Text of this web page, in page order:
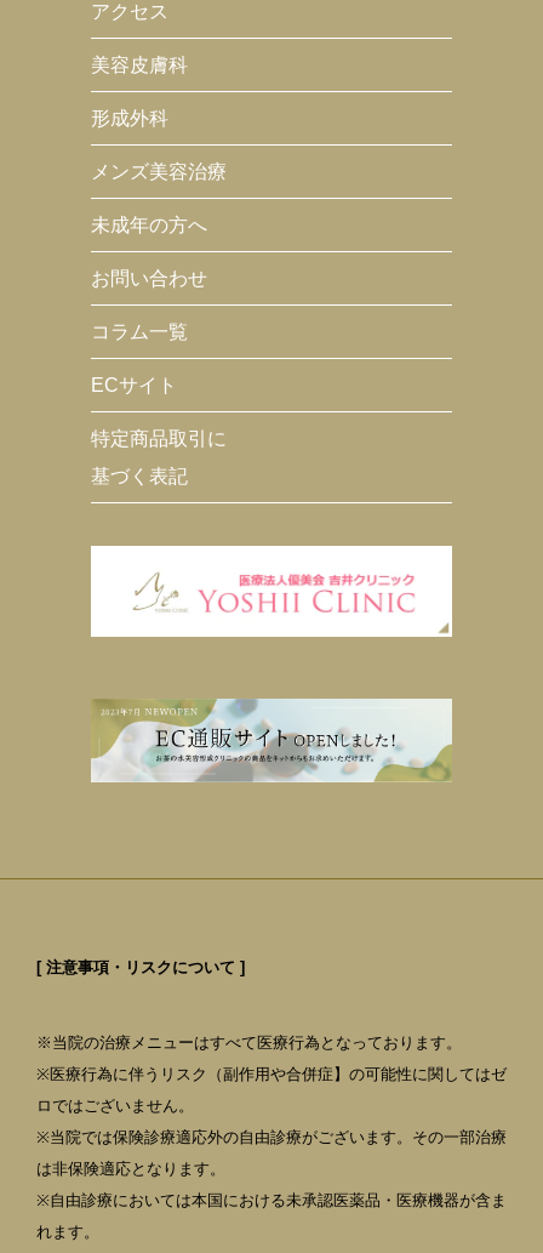
アクセス
美容皮膚科
形成外科
メンズ美容治療
未成年の方へ
お問い合わせ
コラム一覧
ECサイト
特定商品取引に
基づく表記
[ 注意事項・リスクについて ]
※当院の治療メニューはすべて医療行為となっております。
※医療行為に伴うリスク（副作用や合併症】の可能性に関してはゼ
ロではございません。
※当院では保険診療適応外の自由診療がございます。その一部治療
は非保険適応となります。
※自由診療においては本国における未承認医薬品・医療機器が含ま
れます。